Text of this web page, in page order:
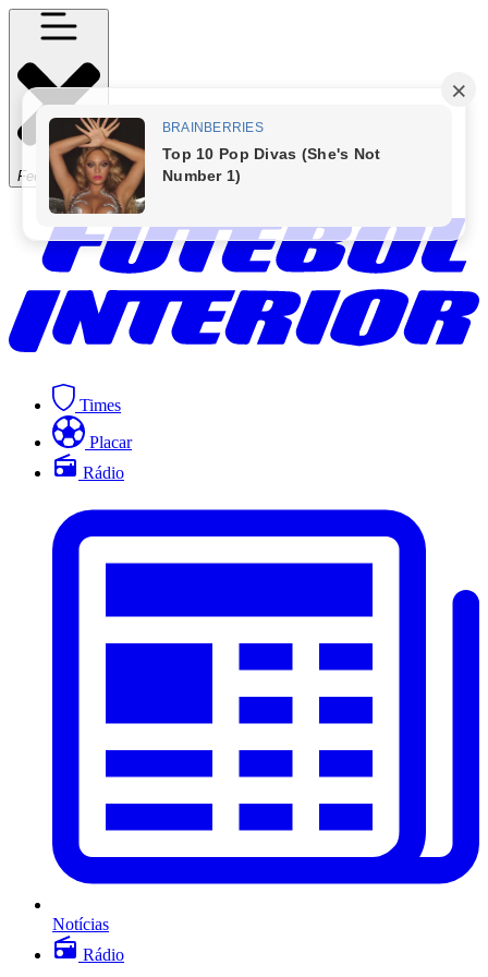
Fechar Menu
Times
Placar
Rádio
Notícias
Rádio